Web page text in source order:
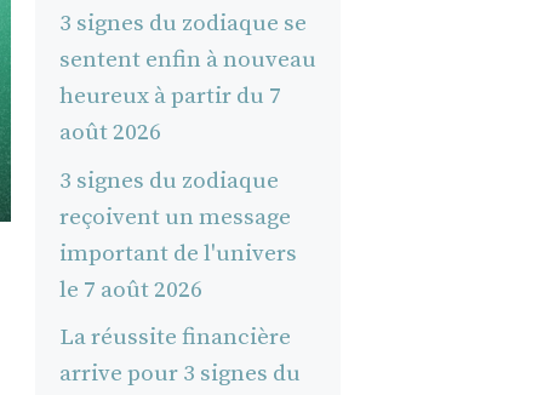
3 signes du zodiaque se
sentent enfin à nouveau
heureux à partir du 7
août 2026
3 signes du zodiaque
reçoivent un message
important de l'univers
le 7 août 2026
La réussite financière
arrive pour 3 signes du